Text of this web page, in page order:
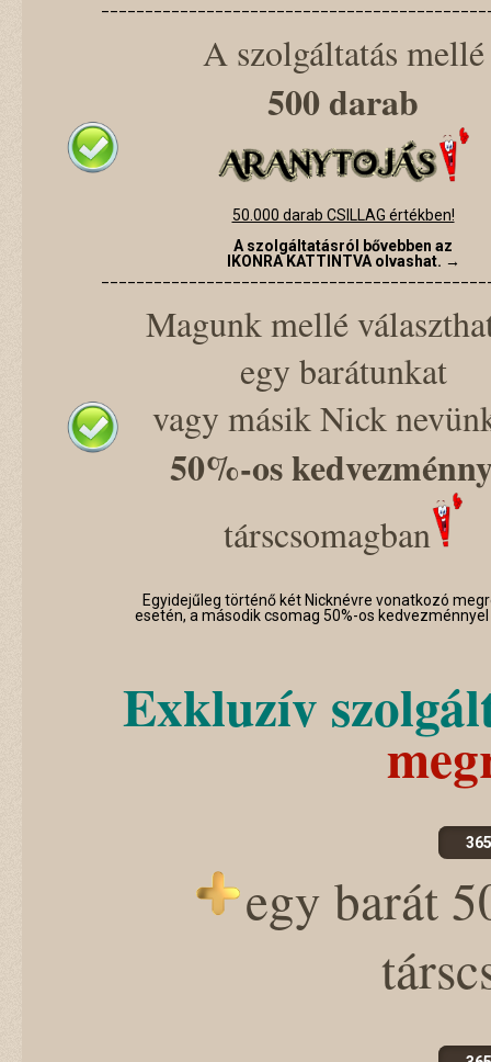
A szolgáltatás mellé
500 darab
50.000 darab CSILLAG értékben!
A szolgáltatásról bővebben az
IKONRA KATTINTVA olvashat. →
Magunk mellé
egy barátunkat
vagy másik Nick
50%-os
társcsomagban
Egyidejűleg történő két Nicknévre vonatkozó
esetén, a második csomag 50%-os
Exkluzív
egy barát